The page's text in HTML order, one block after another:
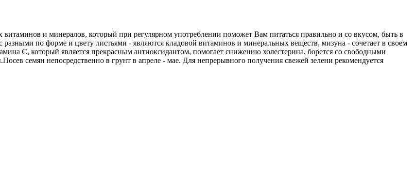
и минералов, который при регулярном употреблении поможет Вам питаться правильно и со вкусом, быть в
разными по форме и цвету листьями - являются кладовой витаминов и минеральных веществ, мизуна - сочетает в своем
С, который является прекрасным антиоксидантом, помогает снижению холестерина, борется со свободными
семян непосредственно в грунт в апреле - мае. Для непрерывного получения свежей зелени рекомендуется